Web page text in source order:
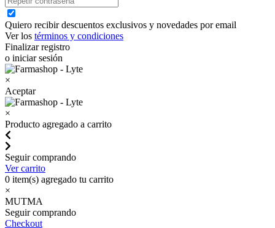
Quiero recibir descuentos exclusivos y novedades por email
Ver los términos y condiciones
Finalizar registro
o iniciar sesión
×
Aceptar
×
Producto agregado a carrito
Seguir comprando
Ver carrito
0 item(s) agregado tu carrito
×
MUTMA
Seguir comprando
Checkout